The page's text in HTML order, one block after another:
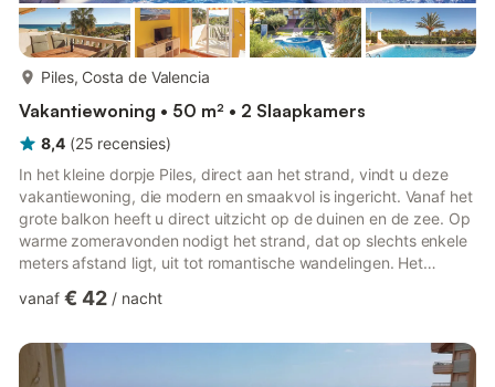
Piles, Costa de Valencia
Vakantiewoning • 50 m² • 2 Slaapkamers
8,4 (25 recensies)
In het kleine dorpje Piles, direct aan het strand, vindt u deze
vakantiewoning, die modern en smaakvol is ingericht. Vanaf het
grote balkon heeft u direct uitzicht op de duinen en de zee. Op
warme zomeravonden nodigt het strand, dat op slechts enkele
meters afstand ligt, uit tot romantische wandelingen. Het
aangelegd gebied, biedt verkoeling op warme zomerdagen. In
specialiteiten proeven.
vanaf € 42 / nacht